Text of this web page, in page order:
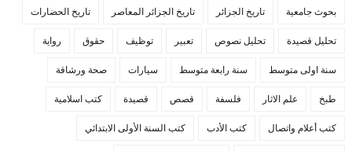
بحوث جامعية تاريخ الجزائر تاريخ الجزائر المعاصر تاريخ الحضارات
تحليل قصيدة تحليل نصوص تعبير توظيف حقوق رواية
سنة اولى متوسط سنة رابعة متوسط سيارات صحة ورشاقة
طبخ علم الاثار فلسفة قصص قصيدة كتب اسلامية
كتب أعلام واتصال كتب الأدب كتب السنة الأولى الابتدائي